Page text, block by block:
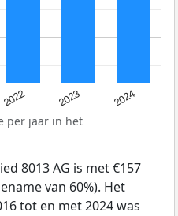
2022 2023 2024
per jaar in het
8013 AG is met €157
van 60%). Het
tot en met 2024 was